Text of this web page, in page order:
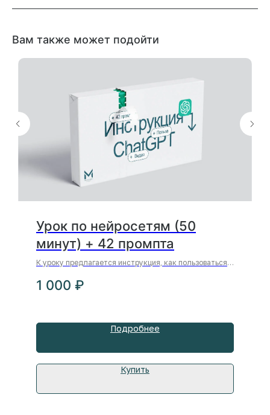
Вам также может подойти
Урок по нейросетям (50
минут) + 42 промпта
К уроку предлагается инструкция, как пользоваться
1 000 ₽
Подробнее
Купить